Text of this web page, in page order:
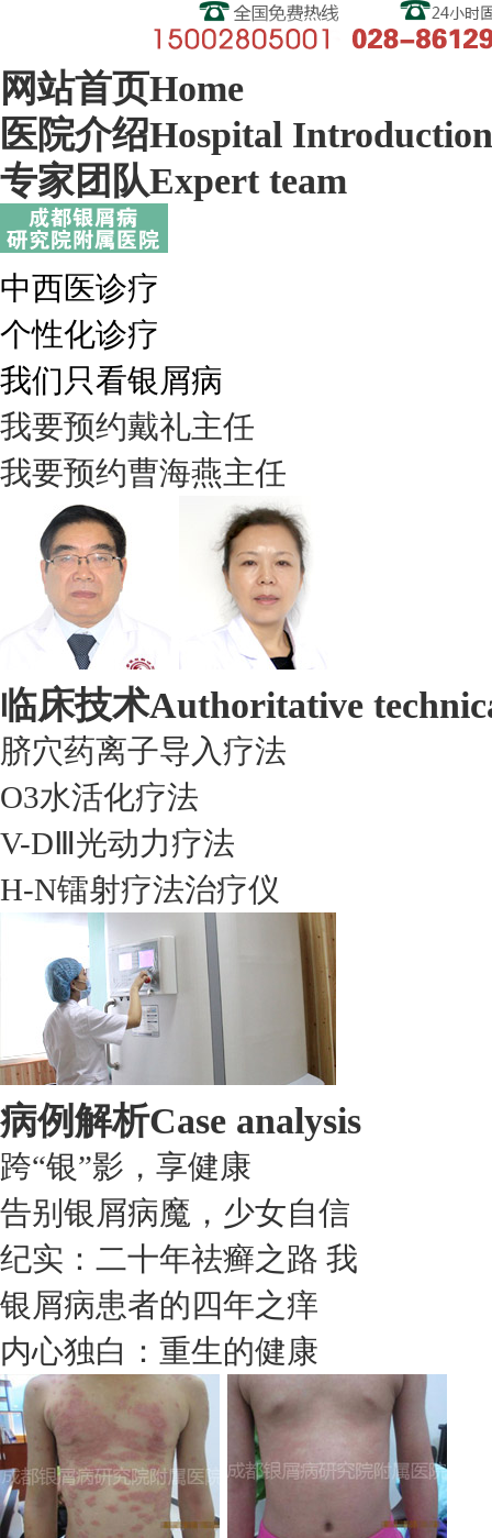
网站首页Home
医院介绍Hospital Introduction
专家团队Expert team
中西医诊疗
个性化诊疗
我们只看银屑病
我要预约戴礼主任
我要预约曹海燕主任
临床技术Authoritative
脐穴药离子导入疗法
O3水活化疗法
V-DⅢ光动力疗法
H-N镭射疗法治疗仪
病例解析Case analysis
跨“银”影，享健康
告别银屑病魔，少女自信
纪实：二十年祛癣之路 我
银屑病患者的四年之痒
内心独白：重生的健康